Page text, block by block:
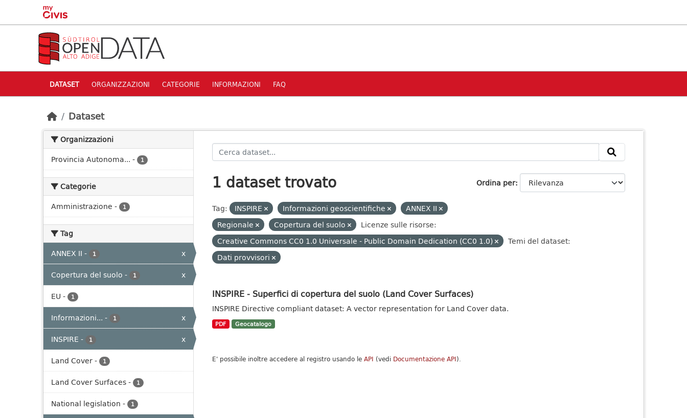
Skip to main content
DATASET ORGANIZZAZIONI CATEGORIE INFORMAZIONI FAQ
Dataset
Organizzazioni
Provincia Autonoma... - 1
Categorie
Amministrazione - 1
Tag
ANNEX II - 1
x
Copertura del suolo - 1
x
EU - 1
Informazioni... - 1
x
INSPIRE - 1
x
Land Cover- 1
Land Cover Surfaces- 1
National legislation - 1
Ordina per
1 dataset trovato
Tag: INSPIRE Informazioni geoscientifiche
ANNEX II
Regionale
Copertura del suolo
Licenze sulle risorse:
Creative Commons CC0 1.0 Universale - Public Domain Dedication (CC0 1.0)
Temi del dataset:
Dati provvisori
INSPIRE - Superfici di copertura del suolo (Land Cover Surfaces)
INSPIRE Directive compliant dataset: A vector representation for Land Cover data.
PDF Geocatalogo
E' possibile inoltre accedere al registro usando le API (vedi Documentazione API).